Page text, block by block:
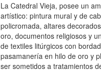
La Catedral Vieja, posee un
artístico: pintura mural y de
policromada, altares
oro, documentos religiosos y
de textiles litúrgicos con
pasamanería en hilo de oro y
ser sometidos a tratamientos